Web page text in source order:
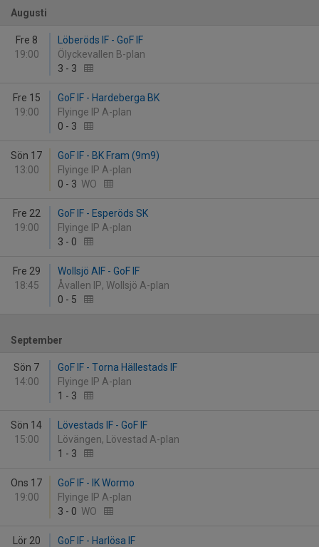
Augusti
Fre 8
19:00
Löberöds IF - GoF IF
Ölyckevallen B-plan
3 - 3
Fre 15
19:00
GoF IF - Hardeberga BK
Flyinge IP A-plan
0 - 3
Sön 17
13:00
GoF IF - BK Fram (9m9)
Flyinge IP A-plan
0 - 3 WO
Fre 22
19:00
GoF IF - Esperöds SK
Flyinge IP A-plan
3 - 0
Fre 29
18:45
Wollsjö AIF - GoF IF
Åvallen IP, Wollsjö A-plan
0 - 5
September
Sön 7
14:00
GoF IF - Torna Hällestads IF
Flyinge IP A-plan
1 - 3
Sön 14
15:00
Lövestads IF - GoF IF
Lövängen, Lövestad A-plan
1 - 3
Ons 17
19:00
GoF IF - IK Wormo
Flyinge IP A-plan
3 - 0 WO
Lör 20
GoF IF - Harlösa IF